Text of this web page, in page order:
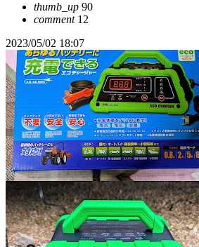
thumb_up 90
comment12
2023/05/02 18:07